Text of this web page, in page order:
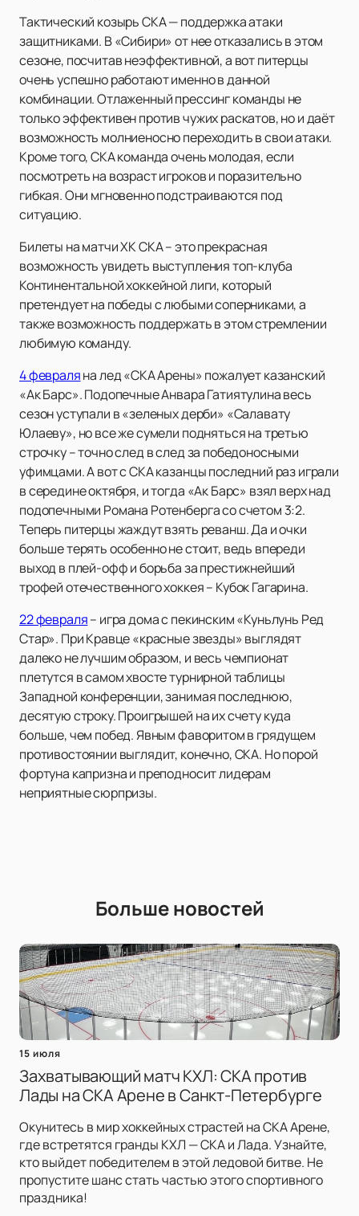
Тактический козырь СКА — поддержка атаки
защитниками. В «Сибири» от нее отказались в этом
сезоне, посчитав неэффективной, а вот питерцы
очень успешно работают именно в данной
комбинации. Отлаженный прессинг команды не
только эффективен против чужих раскатов, но и даёт
возможность молниеносно переходить в свои атаки.
Кроме того, СКА команда очень молодая, если
посмотреть на возраст игроков и поразительно
гибкая. Они мгновенно подстраиваются под
ситуацию.
Билеты на матчи ХК СКА – это прекрасная
возможность увидеть выступления топ-клуба
Континентальной хоккейной лиги, который
претендует на победы с любыми соперниками, а
также возможность поддержать в этом стремлении
любимую команду.
4 февраляна лед «СКА Арены» пожалует казанский
«Ак Барс». Подопечные Анвара Гатиятулина весь
сезон уступали в «зеленых дерби» «Салавату
Юлаеву», но все же сумели подняться на третью
строчку – точно след в след за победоносными
уфимцами. А вот с СКА казанцы последний раз играли
в середине октября, и тогда «Ак Барс» взял верх над
подопечными Романа Ротенберга со счетом 3:2.
Теперь питерцы жаждут взять реванш. Да и очки
больше терять особенно не стоит, ведь впереди
выход в плей-офф и борьба за престижнейший
трофей отечественного хоккея – Кубок Гагарина.
22 февраля– игра дома с пекинским «Куньлунь Ред
Стар». При Кравце «красные звезды» выглядят
далеко не лучшим образом, и весь чемпионат
плетутся в самом хвосте турнирной таблицы
Западной конференции, занимая последнюю,
десятую строку. Проигрышей на их счету куда
больше, чем побед. Явным фаворитом в грядущем
противостоянии выглядит, конечно, СКА. Но порой
фортуна капризна и преподносит лидерам
неприятные сюрпризы.
Больше новостей
15 июля
Захватывающий матч КХЛ: СКА против
Лады на СКА Арене в Санкт-Петербурге
Окунитесь в мир хоккейных страстей на СКА Арене,
где встретятся гранды КХЛ — СКА и Лада. Узнайте,
кто выйдет победителем в этой ледовой битве. Не
пропустите шанс стать частью этого спортивного
праздника!